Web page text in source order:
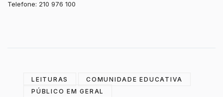
Telefone: 210 976 100
LEITURAS
COMUNIDADE EDUCATIVA
PÚBLICO EM GERAL